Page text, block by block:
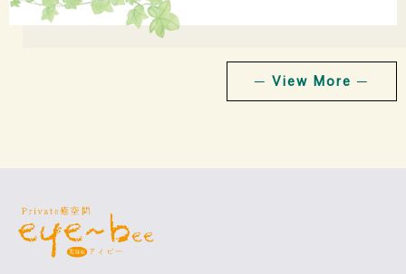
─ View More ─